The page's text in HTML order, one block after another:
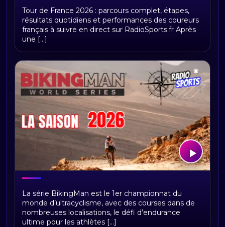
Tour de France 2026 : présentation,
étapes et replays Radio Sports
Tour de France 2026 : parcours complet, étapes,
résultats quotidiens et performances des coureurs
français à suivre en direct sur RadioSports.fr Après
une [...]
BikingMan Direct : toute la saison 2026
du championnat du monde
d'ultracyclisme sur Radio Sports
La série BikingMan est le 1er championnat du
monde d’ultracyclisme, avec des courses dans de
nombreuses localisations, le défi d’endurance
ultime pour les athlètes [...]